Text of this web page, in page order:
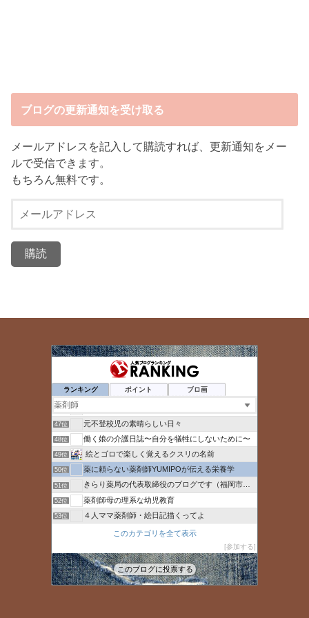
ブログの更新通知を受け取る
メールアドレスを記入して購読すれば、更新通知をメー
ルで受信できます。
もちろん無料です。
ル
ランキング ポイント ブロ画
ダンサー薬剤師のあれこれ
薬局 福岡で独立したい
45位 【おやじ女子】マンスタグラム
46位
47位 元不登校児の素晴らしい日々
48位 働く娘の介護日誌〜自分を犠牲にしないために〜
49位 絵とゴロで楽しく覚えるクスリの名前
50位 薬に頼らない薬剤師YUMIPOが伝える栄養学
51位 きらり薬局の代表取締役のブログです（福岡市常勤パート薬
52位 薬剤師母の理系な幼児教育
53位 ４人ママ薬剤師・絵日記描くってよ
村瀬華【公式】（へなちょこ華ちゃん）
56位 ルクスメディック
57位 ハタラクキモチ
このカテゴリを全て表示
参加する
このブログに投票する